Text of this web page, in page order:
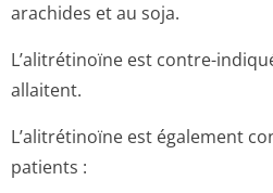
arachides et au soja.
L’alitrétinoïne est contre-
allaitent.
L’alitrétinoïne est également
patients :